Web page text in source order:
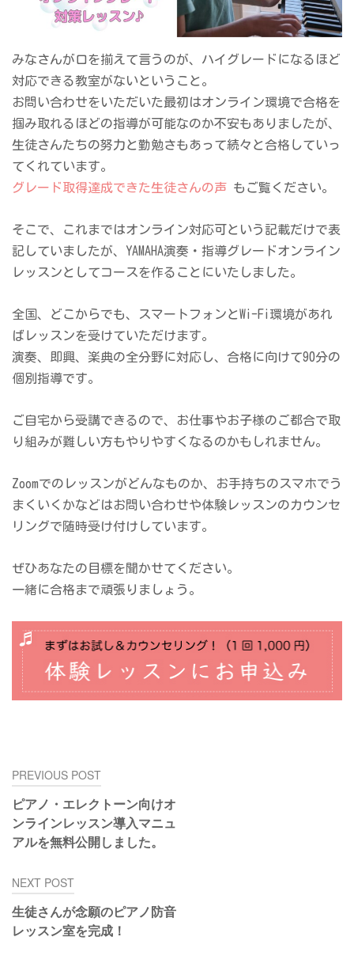
みなさんが口を揃えて言うのが、ハイグレードになるほど
対応できる教室がないということ。
お問い合わせをいただいた最初はオンライン環境で合格を
掴み取れるほどの指導が可能なのか不安もありましたが、
生徒さんたちの努力と勤勉さもあって続々と合格していっ
てくれています。
グレード取得達成できた生徒さんの声 もご覧ください。
そこで、これまではオンライン対応可という記載だけで表
記していましたが、YAMAHA演奏・指導グレードオンライン
レッスンとしてコースを作ることにいたしました。
全国、どこからでも、スマートフォンとWi-Fi環境があれ
ばレッスンを受けていただけます。
演奏、即興、楽典の全分野に対応し、合格に向けて90分の
個別指導です。
ご自宅から受講できるので、お仕事やお子様のご都合で取
り組みが難しい方もやりやすくなるのかもしれません。
Zoomでのレッスンがどんなものか、お手持ちのスマホでう
まくいくかなどはお問い合わせや体験レッスンのカウンセ
リングで随時受け付けしています。
ぜひあなたの目標を聞かせてください。
一緒に合格まで頑張りましょう。
投
稿
ナ
ビ
ゲ
シ
ョ
ン
PREVIOUS POST
ピアノ・エレクトーン向けオ
ンラインレッスン導入マニュ
アルを無料公開しました。
NEXT POST
生徒さんが念願のピアノ防音
レッスン室を完成！